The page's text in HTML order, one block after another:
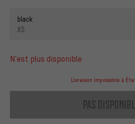
black
XS
n’est plus disponible
Livraison impossible à
pas